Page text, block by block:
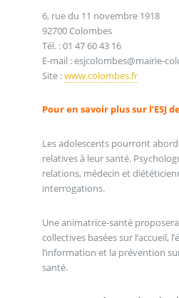
6, rue du 11 novembre 1918
92700 Colombes
Tél. : 01 47 60 43 16
E-mail : esjcolombes@mairie-
Site :www.colombes.fr
Pour en savoir plus sur l’ESJ
Les adolescents pourront
relatives à leur santé.
relations, médecin et
interrogations.
Une animatrice-santé
collectives basées sur l’accueil,
l’information et la prévention
santé.